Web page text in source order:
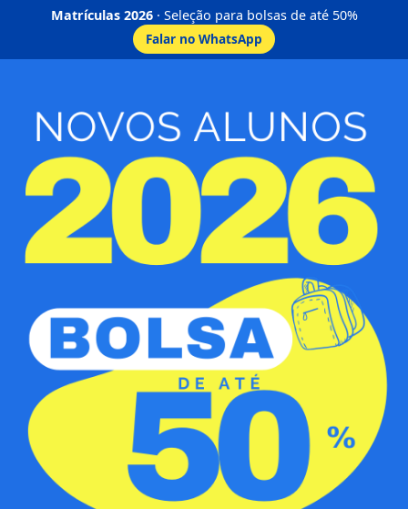
Matrículas 2026· Seleção para bolsas de até 50%
Falar no WhatsApp